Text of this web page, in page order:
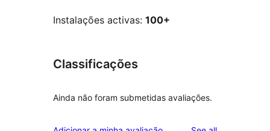
Instalações activas: 100+
Classificações
Ainda não foram submetidas avaliações.